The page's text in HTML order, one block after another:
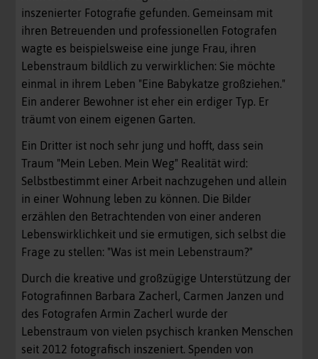
inszenierter Fotografie gefunden. Gemeinsam mit
ihren Betreuenden und professionellen Fotografen
wagte es beispielsweise eine junge Frau, ihren
Lebenstraum bildlich zu verwirklichen: Sie möchte
einmal in ihrem Leben "Eine Babykatze großziehen."
Ein anderer Bewohner ist eher ein erdiger Typ. Er
träumt von einem eigenen Garten.
Ein Dritter ist noch sehr jung und hofft, dass sein
Traum "Mein Leben. Mein Weg" Realität wird:
Selbstbestimmt einer Arbeit nachzugehen und allein
in einer Wohnung leben zu können. Die Bilder
erzählen den Betrachtenden von einer anderen
Lebenswirklichkeit und sie ermutigen, sich selbst die
Frage zu stellen: "Was ist mein Lebenstraum?"
Durch die kreative und großzügige Unterstützung der
Fotografinnen Barbara Zacherl, Carmen Janzen und
des Fotografen Armin Zacherl wurde der
Lebenstraum von vielen psychisch kranken Menschen
seit 2012 fotografisch inszeniert. Spenden von